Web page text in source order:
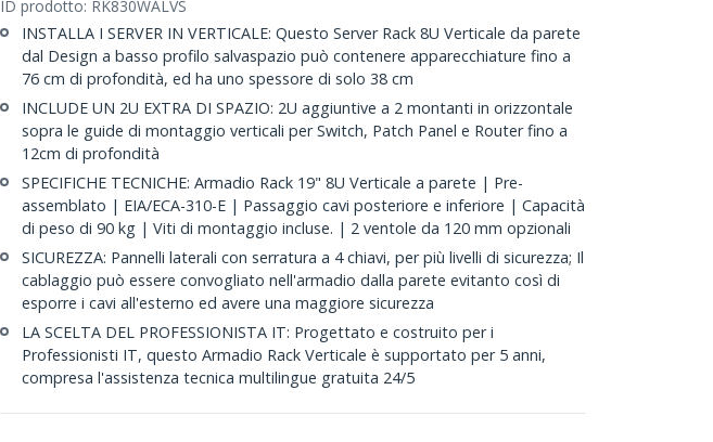
ID prodotto: RK830WALVS
INSTALLA I SERVER IN VERTICALE: Questo Server Rack 8U Verticale da parete
dal Design a basso profilo salvaspazio può contenere apparecchiature fino a
76 cm di profondità, ed ha uno spessore di solo 38 cm
INCLUDE UN 2U EXTRA DI SPAZIO: 2U aggiuntive a 2 montanti in orizzontale
sopra le guide di montaggio verticali per Switch, Patch Panel e Router fino a
12cm di profondità
SPECIFICHE TECNICHE: Armadio Rack 19" 8U Verticale a parete | Pre-
assemblato | EIA/ECA-310-E | Passaggio cavi posteriore e inferiore | Capacità
di peso di 90 kg | Viti di montaggio incluse. | 2 ventole da 120 mm opzionali
SICUREZZA: Pannelli laterali con serratura a 4 chiavi, per più livelli di sicurezza; Il
cablaggio può essere convogliato nell'armadio dalla parete evitanto così di
esporre i cavi all'esterno ed avere una maggiore sicurezza
LA SCELTA DEL PROFESSIONISTA IT: Progettato e costruito per i
Professionisti IT, questo Armadio Rack Verticale è supportato per 5 anni,
compresa l'assistenza tecnica multilingue gratuita 24/5